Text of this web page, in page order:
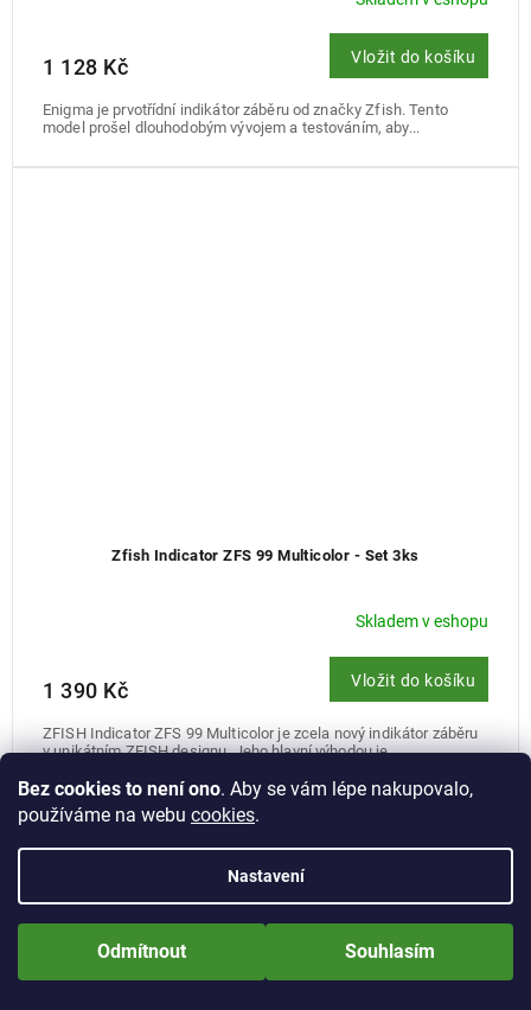
Bez cookies to není ono. Aby se vám lépe nakupovalo,
používáme na webu cookies.
Nastavení
Odmítnout Souhlasím
Nově zaregistrované zákazníci obdrží slevu 5% hned po prvním
přihlášení! Sleva se nevztahuje na jíž zlevněné zboží! Přejeme Vám
1 128 Kč Vložit do košíku
Enigma je prvotřídní indikátor záběru od značky Zfish. Tento
model prošel dlouhodobým vývojem a testováním, aby...
Zfish Indicator ZFS 99 Multicolor - Set 3ks
Skladem v eshopu
1 390 Kč Vložit do košíku
ZFISH Indicator ZFS 99 Multicolor je zcela nový indikátor záběru
v unikátním ZFISH designu. Jeho hlavní výhodou je...